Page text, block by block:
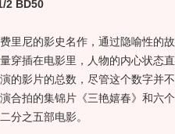
2 BD50
尼的影史名作，通过隐喻性的故
穿插在电影里，人物的内心状态
的影片的总数，尽管这个数字并
合拍的集锦片《三艳嬉春》和六
分之五部电影。